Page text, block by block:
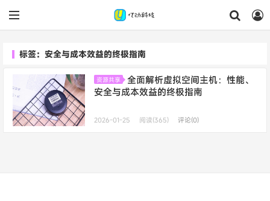
标签：安全与成本效益的终极指南
资源共享
全面解析虚拟空间主机：性能、
安全与成本效益的终极指南
2026-01-25 阅读(365) 评论(0)